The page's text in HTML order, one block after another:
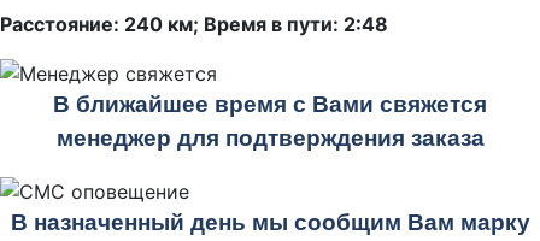
Расстояние: 240 км; Время в пути: 2:48
В ближайшее время с Вами свяжется
менеджер для подтверждения заказа
В назначенный день мы сообщим Вам марку